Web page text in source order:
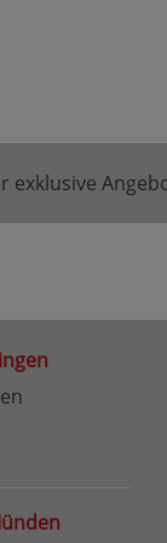
exklusive